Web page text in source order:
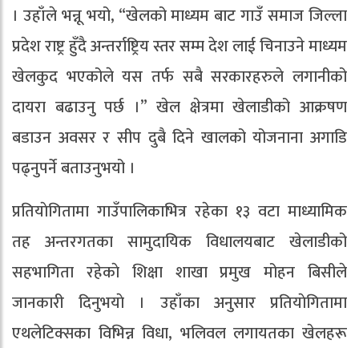
। उहाँले भन्नू भयो, “खेलको माध्यम बाट गाउँ समाज जिल्ला
प्रदेश राष्ट्र हुँदै अन्तर्राष्ट्रिय स्तर सम्म देश लाई चिनाउने माध्यम
खेलकुद भएकोले यस तर्फ सबै सरकारहरुले लगानीको
दायरा बढाउनु पर्छ ।” खेल क्षेत्रमा खेलाडीको आक्रषण
बडाउन अवसर र सीप दुबै दिने खालको योजनाना अगाडि
पढ्नुपर्ने बताउनुभयो ।
प्रतियाेगितामा गाउँपालिकाभित्र रहेका १३ वटा माध्यामिक
तह अन्तरगतका सामुदायिक विधालयबाट खेलाडीको
सहभागिता रहेकाे शिक्षा शाखा प्रमुख मोहन बिसीले
जानकारी दिनुभयाे । उहाँका अनुसार प्रतियाेगितामा
एथलेटिक्सका विभिन्न विधा, भलिवल लगायतका खेलहरू